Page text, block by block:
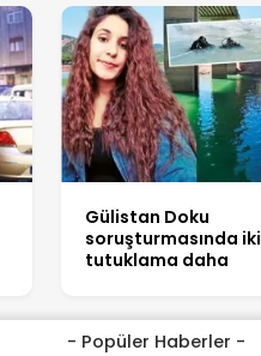
Gülistan Doku
soruşturmasında iki
tutuklama daha
- Popüler Haberler -